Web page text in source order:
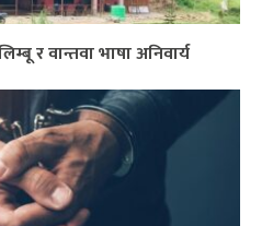
र वान्तवा भाषा अनिवार्य